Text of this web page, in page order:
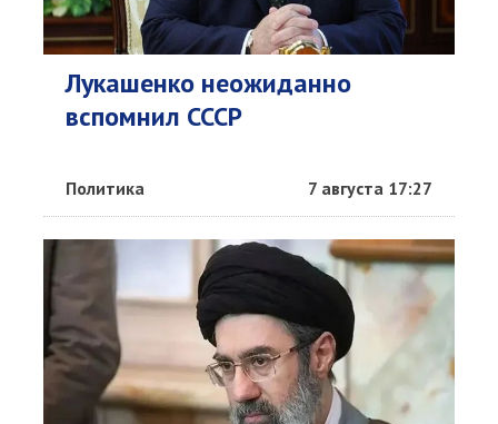
Лукашенко неожиданно
вспомнил СССР
Политика 7 августа 17:27